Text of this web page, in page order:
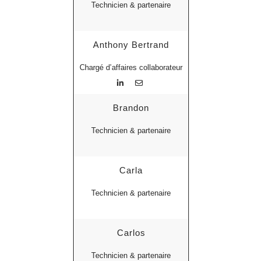
Technicien & partenaire
Anthony Bertrand
Chargé d’affaires collaborateur
Brandon
Technicien & partenaire
Carla
Technicien & partenaire
Carlos
Technicien & partenaire